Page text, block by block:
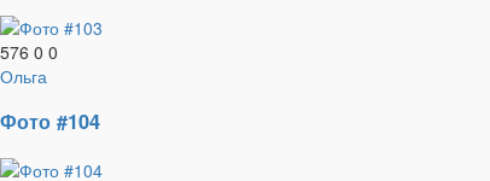
576 0 0
Ольга
Фото #104